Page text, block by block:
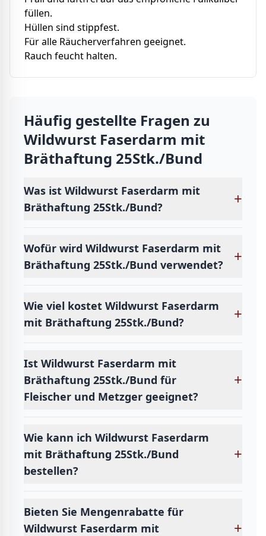
füllen.
Hüllen sind stippfest.
Für alle Räucherverfahren geeignet.
Rauch feucht halten.
Häufig gestellte Fragen zu
Wildwurst Faserdarm mit
Bräthaftung 25Stk./Bund
Was ist Wildwurst Faserdarm mit
Bräthaftung 25Stk./Bund?
+
Wofür wird Wildwurst Faserdarm mit
Bräthaftung 25Stk./Bund verwendet?
+
Wie viel kostet Wildwurst Faserdarm
mit Bräthaftung 25Stk./Bund?
+
Ist Wildwurst Faserdarm mit
Bräthaftung 25Stk./Bund für
Fleischer und Metzger geeignet?
+
Wie kann ich Wildwurst Faserdarm
mit Bräthaftung 25Stk./Bund
bestellen?
+
Bieten Sie Mengenrabatte für
Wildwurst Faserdarm mit
+